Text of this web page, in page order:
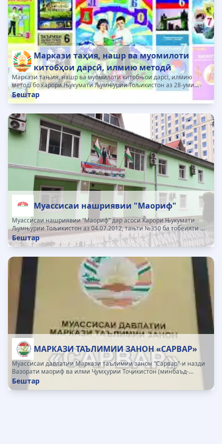
Маркази таҳия, нашр ва муомилоти
китобҳои дарсӣ, илмию методӣ
Маркази тањия, нашр ва муомилоти китобњои дарсї, илмию
методї бо ќарори Њукумати Љумњурии Тољикистон аз 28-уми
декабри соли 2006, №594 таъсис ёфта, тибќи замимаи 4-и Ќарори
Њукумати Љумњурии Тољикистон аз...
Бештар
Муассисаи нашриявии "Маориф"
Муассисаи нашриявии “Маориф” дар асоси Ќарори Њукумати
Љумњурии Тољикистон аз 04.07.2012, тањти №350 ба тобеияти
Вазорати маориф ва илми Љумњурии Тољикистон гузаронида
шудааст. Муассис ва маќоми идоракунии Нашриёт Вазорати
Бештар
МАРКАЗИ ТАЪЛИМИИ ЗАНОН «САРВАР»
Муассисаи давлатии Маркази таълимии занон "Сарвар"-и назди
Вазорати маориф ва илми Ҷумҳурии Тоҷикистон (минбаъд-
Маркази таълимӣ) мақоми ҷумҳуриявӣ дошта, шомили сохтори
Вазорати маориф ва илми Ҷумҳурии Тоҷикистон мебошад
Бештар